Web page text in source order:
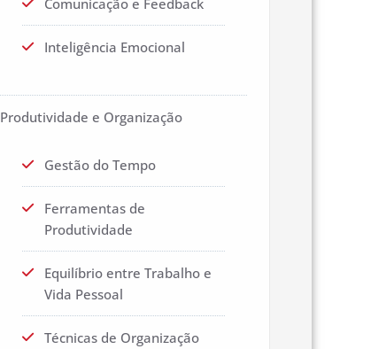
Comunicação e Feedback
Inteligência Emocional
Produtividade e Organização
Gestão do Tempo
Ferramentas de
Produtividade
Equilíbrio entre Trabalho e
Vida Pessoal
Técnicas de Organização